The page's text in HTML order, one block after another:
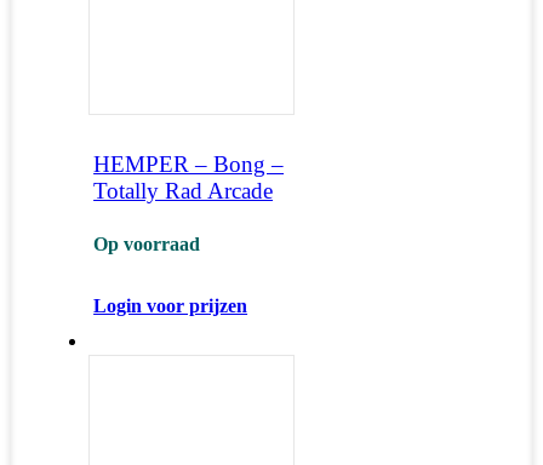
HEMPER – Bong –
Totally Rad Arcade
Op voorraad
Login voor prijzen